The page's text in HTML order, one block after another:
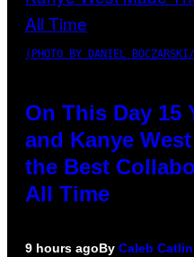
(PHOTO BY DANIEL
On This Day 15
and Kanye
the Best
All Time
9 hours agoBy Caleb Catlin